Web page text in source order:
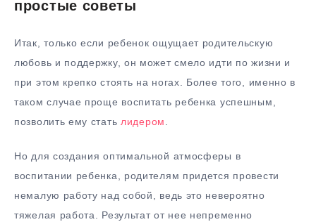
простые советы
Итак, только если ребенок ощущает родительскую
любовь и поддержку, он может смело идти по жизни и
при этом крепко стоять на ногах. Более того, именно в
таком случае проще воспитать ребенка успешным,
позволить ему стать лидером.
Но для создания оптимальной атмосферы в
воспитании ребенка, родителям придется провести
немалую работу над собой, ведь это невероятно
тяжелая работа. Результат от нее непременно